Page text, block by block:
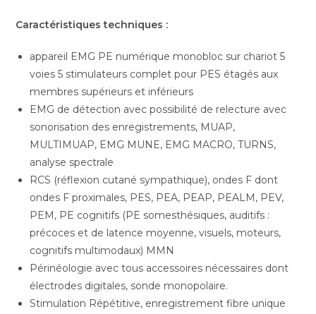
Caractéristiques techniques :
appareil EMG PE numérique monobloc sur chariot 5
voies 5 stimulateurs complet pour PES étagés aux
membres supérieurs et inférieurs
EMG de détection avec possibilité de relecture avec
sonorisation des enregistrements, MUAP,
MULTIMUAP, EMG MUNE, EMG MACRO, TURNS,
analyse spectrale
RCS (réflexion cutané sympathique), ondes F dont
ondes F proximales, PES, PEA, PEAP, PEALM, PEV,
PEM, PE cognitifs (PE somesthésiques, auditifs :
précoces et de latence moyenne, visuels, moteurs,
cognitifs multimodaux) MMN
Périnéologie avec tous accessoires nécessaires dont
électrodes digitales, sonde monopolaire.
Stimulation Répétitive, enregistrement fibre unique